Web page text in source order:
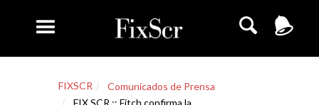
FIXSCR
Comunicados de Prensa
FIX SCR :: Fitch confirma la